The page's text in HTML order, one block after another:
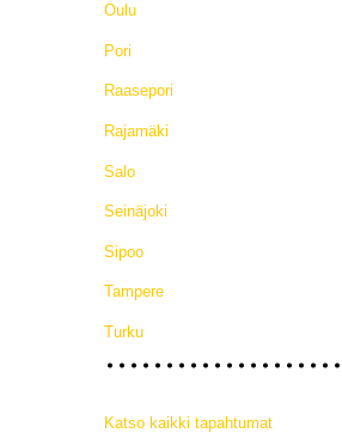
Oulu
Pori
Raasepori
Rajamäki
Salo
Seinäjoki
Sipoo
Tampere
Turku
Katso kaikki tapahtumat